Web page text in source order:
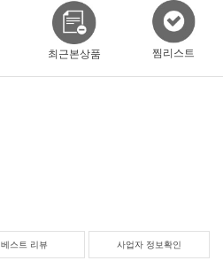
최근본상품 찜리스트
베스트 리뷰 사업자 정보확인